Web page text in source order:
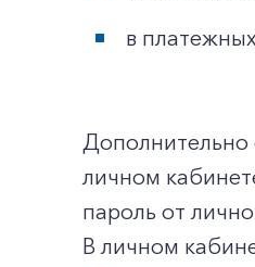
в
Дополнительно
личном
пароль от
В личном